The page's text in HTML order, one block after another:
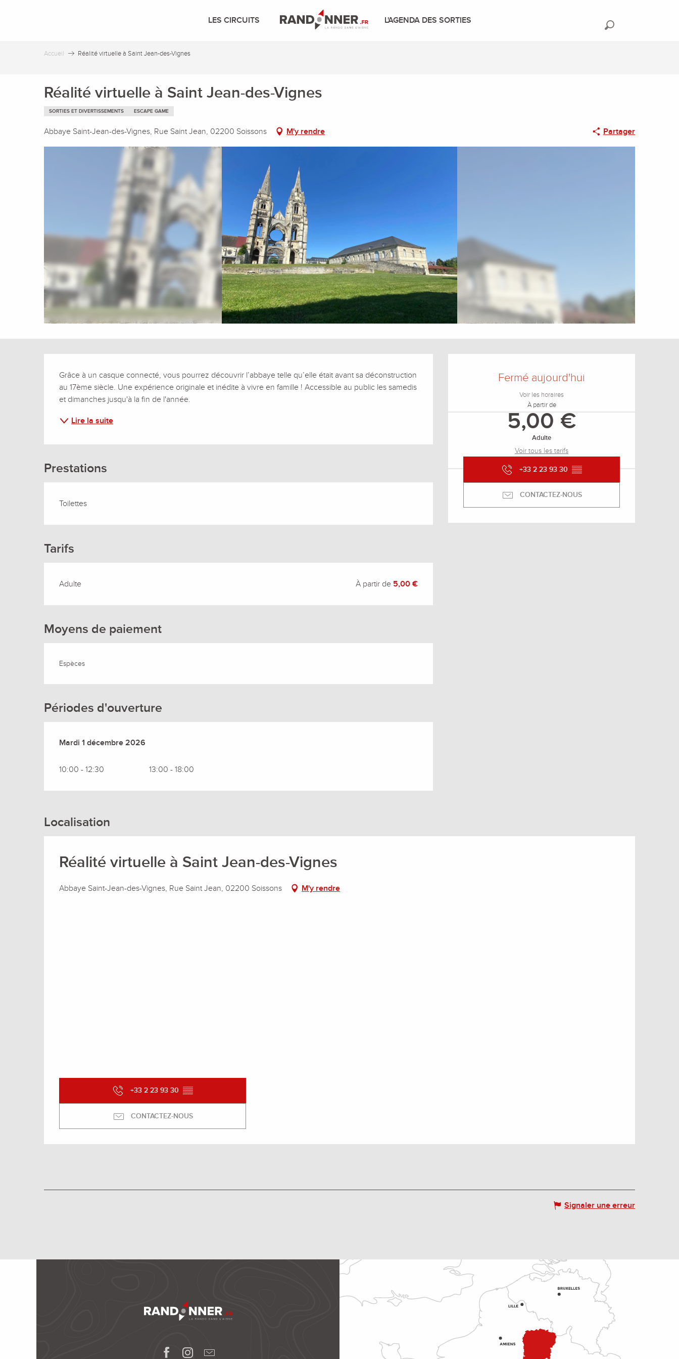
LES CIRCUITS L'AGENDA DES SORTIES
Accueil Réalité virtuelle à Saint Jean-des-Vignes
Réalité virtuelle à Saint Jean-des-Vignes
SORTIES ET DIVERTISSEMENTS ESCAPE GAME
Abbaye Saint-Jean-des-Vignes, Rue Saint Jean, 02200 Soissons M'y rendre Partager
Ouverture et
Fermé aujourd'hui
Voir les horaires
À partir de
5,00 €
Adulte
Voir tous les tarifs
+33 2 23 93 30 ▒▒
CONTACTEZ-NOUS
Description
Grâce à un casque connecté, vous pourrez découvrir l’abbaye telle qu’elle était avant sa déconstruction
au 17ème siècle. Une expérience originale et inédite à vivre en famille ! Accessible au public les samedis
et dimanches jusqu'à la fin de l'année.
Lire la suite
Prestations
Toilettes
Tarifs
Adulte À partir de 5,00 €
Moyens de paiement
Espèces
Périodes d'ouverture
Mardi 1 décembre 2026
Mardi 1 décembre 2026
10:00 - 12:30 13:00 - 18:00
Localisation
Réalité virtuelle à Saint Jean-des-Vignes
Abbaye Saint-Jean-des-Vignes, Rue Saint Jean, 02200 Soissons M'y rendre
+33 2 23 93 30 ▒▒
CONTACTEZ-NOUS
Signaler une erreur